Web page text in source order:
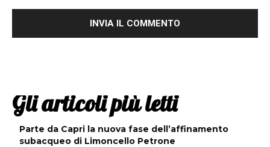
Gli articoli più letti
Parte da Capri la nuova fase dell’affinamento
subacqueo di Limoncello Petrone